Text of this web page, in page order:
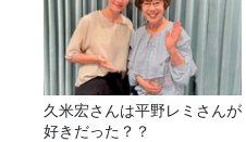
久米宏さんは平野レミさんが
好きだった？？